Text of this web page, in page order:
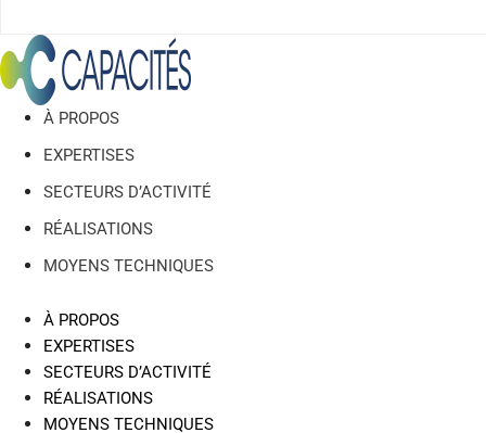
À PROPOS
EXPERTISES
SECTEURS D’ACTIVITÉ
RÉALISATIONS
MOYENS TECHNIQUES
À PROPOS
EXPERTISES
SECTEURS D’ACTIVITÉ
RÉALISATIONS
MOYENS TECHNIQUES